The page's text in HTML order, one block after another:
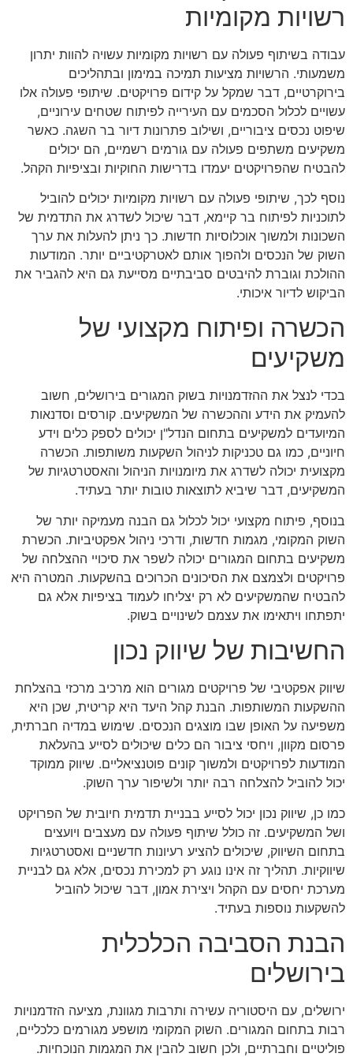
רשויות מקומיות
עבודה בשיתוף פעולה עם רשויות מקומיות עשויה להוות יתרון
משמעותי. הרשויות מציעות תמיכה במימון ובתהליכים
בירוקרטיים, דבר שמקל על קידום פרויקטים. שיתופי פעולה אלו
עשויים לכלול הסכמים עם העירייה לפיתוח שטחים עירוניים,
שיפוט נכסים ציבוריים, ושילוב פתרונות דיור בר השגה. כאשר
משקיעים משתפים פעולה עם גורמים רשמיים, הם יכולים
להבטיח שהפרויקטים יעמדו בדרישות החוקיות ובציפיות הקהל.
נוסף לכך, שיתופי פעולה עם רשויות מקומיות יכולים להוביל
לתוכניות לפיתוח בר קיימא, דבר שיכול לשדרג את התדמית של
השכונות ולמשוך אוכלוסיות חדשות. כך ניתן להעלות את ערך
השוק של הנכסים ולהפוך אותם לאטרקטיביים יותר. המודעות
ההולכת וגוברת להיבטים סביבתיים מסייעת גם היא להגביר את
הביקוש לדיור איכותי.
הכשרה ופיתוח מקצועי של
משקיעים
בכדי לנצל את ההזדמנויות בשוק המגורים בירושלים, חשוב
להעמיק את הידע וההכשרה של המשקיעים. קורסים וסדנאות
המיועדים למשקיעים בתחום הנדל"ן יכולים לספק כלים וידע
חיוניים, כמו גם טכניקות לניהול השקעות משותפות. הכשרה
מקצועית יכולה לשדרג את מיומנויות הניהול והאסטרטגיות של
המשקיעים, דבר שיביא לתוצאות טובות יותר בעתיד.
בנוסף, פיתוח מקצועי יכול לכלול גם הבנה מעמיקה יותר של
השוק המקומי, מגמות חדשות, ודרכי ניהול אפקטיביות. הכשרת
משקיעים בתחום המגורים יכולה לשפר את סיכויי ההצלחה של
פרויקטים ולצמצם את הסיכונים הכרוכים בהשקעות. המטרה היא
להבטיח שהמשקיעים לא רק יצליחו לעמוד בציפיות אלא גם
יתפתחו ויתאימו את עצמם לשינויים בשוק.
החשיבות של שיווק נכון
שיווק אפקטיבי של פרויקטים מגורים הוא מרכיב מרכזי בהצלחת
ההשקעות המשותפות. הבנת קהל היעד היא קריטית, שכן היא
משפיעה על האופן שבו מוצגים הנכסים. שימוש במדיה חברתית,
פרסום מקוון, ויחסי ציבור הם כלים שיכולים לסייע בהעלאת
המודעות לפרויקטים ולמשוך קונים פוטנציאליים. שיווק ממוקד
יכול להוביל להצלחה רבה יותר ולשיפור ערך השוק.
כמו כן, שיווק נכון יכול לסייע בבניית תדמית חיובית של הפרויקט
ושל המשקיעים. זה כולל שיתוף פעולה עם מעצבים ויועצים
בתחום השיווק, שיכולים להציע רעיונות חדשניים ואסטרטגיות
שיווקיות. תהליך זה אינו נוגע רק למכירת נכסים, אלא גם לבניית
מערכת יחסים עם הקהל ויצירת אמון, דבר שיכול להוביל
להשקעות נוספות בעתיד.
הבנת הסביבה הכלכלית
בירושלים
ירושלים, עם היסטוריה עשירה ותרבות מגוונת, מציעה הזדמנויות
רבות בתחום המגורים. השוק המקומי מושפע מגורמים כלכליים,
פוליטיים וחברתיים, ולכן חשוב להבין את המגמות הנוכחיות.